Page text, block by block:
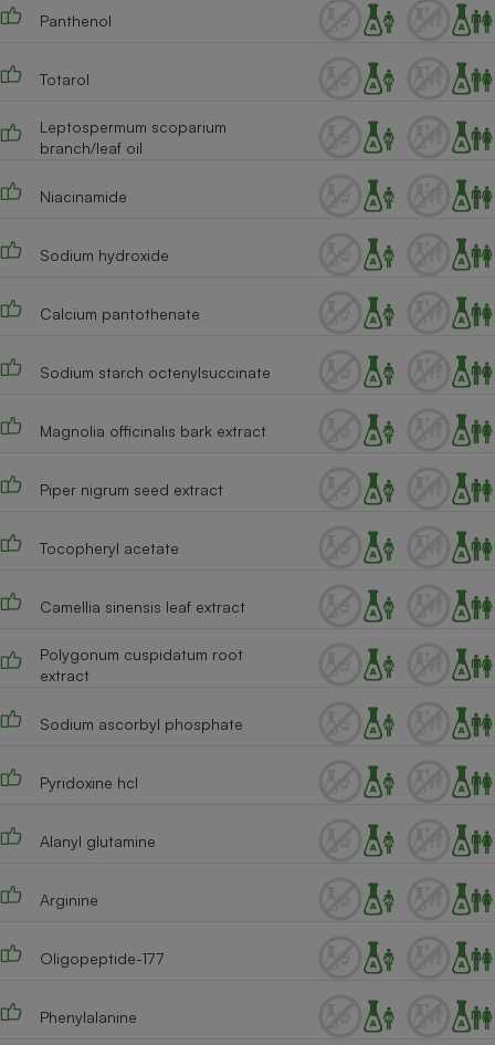
Panthenol
Totarol
Leptospermum scoparium
branch/leaf oil
Niacinamide
Sodium hydroxide
Calcium pantothenate
Sodium starch octenylsuccinate
Magnolia officinalis bark extract
Piper nigrum seed extract
Tocopheryl acetate
Camellia sinensis leaf extract
Polygonum cuspidatum root
extract
Sodium ascorbyl phosphate
Pyridoxine hcl
Alanyl glutamine
Arginine
Oligopeptide-177
Phenylalanine